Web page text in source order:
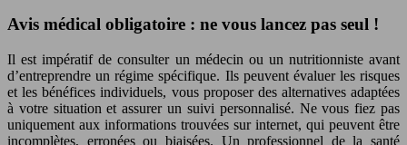
Avis médical obligatoire : ne vous lancez pas seul !
Il est impératif de consulter un médecin ou un nutritionniste avant
d’entreprendre un régime spécifique. Ils peuvent évaluer les risques
et les bénéfices individuels, vous proposer des alternatives adaptées
à votre situation et assurer un suivi personnalisé. Ne vous fiez pas
uniquement aux informations trouvées sur internet, qui peuvent être
incomplètes, erronées ou biaisées. Un professionnel de la santé